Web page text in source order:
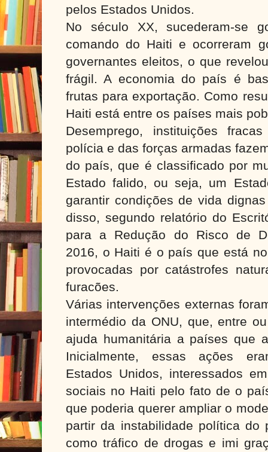
pelos Estados Unidos.
No século XX, sucederam-se
comando do Haiti e ocorreram
governantes eleitos, o que
frágil. A economia do país é
frutas para exportação. Como
Haiti está entre os países mais
Desemprego, instituições
polícia e das forças armadas
do país, que é classificado por
Estado falido, ou seja, um
garantir condições de vida
disso, segundo relatório do
para a Redução do Risco de
2016, o Haiti é o país que está
provocadas por catástrofes
furacões.
Várias intervenções externas
intermédio da ONU, que, entre
ajuda humanitária a países que
Inicialmente, essas ações
Estados Unidos, interessados
sociais no Haiti pelo fato de o
que poderia querer ampliar o
partir da instabilidade política do
como tráfico de drogas e imi